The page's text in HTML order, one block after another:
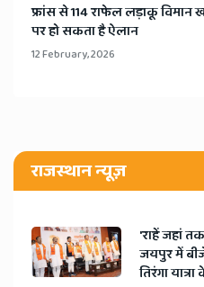
​फ्रांस से 114 राफेल लड़ाकू विमान
पर हो सकता है ऐलान
12 February, 2026
राजस्थान न्यूज़
'राहें जहां
जयपुर में
तिरंगा